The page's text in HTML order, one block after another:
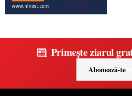
Primește ziarul
Abonează-te